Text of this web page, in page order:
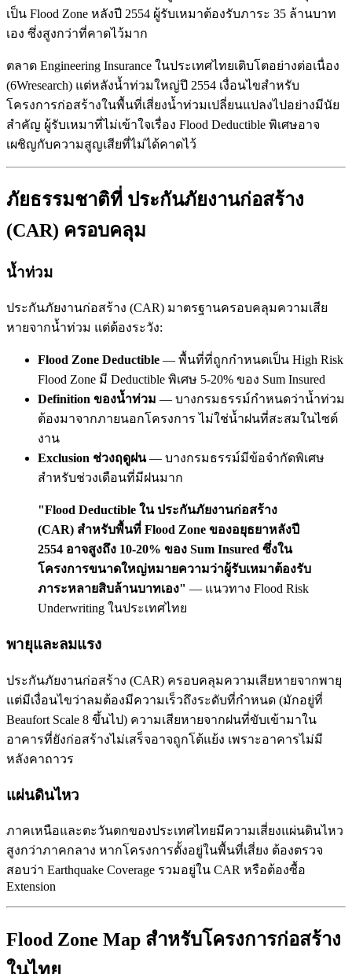
เป็น Flood Zone หลังปี 2554 ผู้รับเหมาต้องรับภาระ 35 ล้านบาท
เอง ซึ่งสูงกว่าที่คาดไว้มาก
ตลาด Engineering Insurance ในประเทศไทยเติบโตอย่างต่อเนื่อง
(6Wresearch) แต่หลังน้ำท่วมใหญ่ปี 2554 เงื่อนไขสำหรับ
โครงการก่อสร้างในพื้นที่เสี่ยงน้ำท่วมเปลี่ยนแปลงไปอย่างมีนัย
สำคัญ ผู้รับเหมาที่ไม่เข้าใจเรื่อง Flood Deductible พิเศษอาจ
เผชิญกับความสูญเสียที่ไม่ได้คาดไว้
ภัยธรรมชาติที่ ประกันภัยงานก่อสร้าง
(CAR) ครอบคลุม
น้ำท่วม
ประกันภัยงานก่อสร้าง (CAR) มาตรฐานครอบคลุมความเสีย
หายจากน้ำท่วม แต่ต้องระวัง:
Flood Zone Deductible — พื้นที่ที่ถูกกำหนดเป็น High Risk
Flood Zone มี Deductible พิเศษ 5-20% ของ Sum Insured
Definition ของน้ำท่วม — บางกรมธรรม์กำหนดว่าน้ำท่วม
ต้องมาจากภายนอกโครงการ ไม่ใช่น้ำฝนที่สะสมในไซต์
งาน
Exclusion ช่วงฤดูฝน— บางกรมธรรม์มีข้อจำกัดพิเศษ
สำหรับช่วงเดือนที่มีฝนมาก
"Flood Deductible ใน ประกันภัยงานก่อสร้าง
(CAR) สำหรับพื้นที่ Flood Zone ของอยุธยาหลังปี
2554 อาจสูงถึง 10-20% ของ Sum Insured ซึ่งใน
โครงการขนาดใหญ่หมายความว่าผู้รับเหมาต้องรับ
ภาระหลายสิบล้านบาทเอง" — แนวทาง Flood Risk
Underwriting ในประเทศไทย
พายุและลมแรง
ประกันภัยงานก่อสร้าง (CAR) ครอบคลุมความเสียหายจากพายุ
แต่มีเงื่อนไขว่าลมต้องมีความเร็วถึงระดับที่กำหนด (มักอยู่ที่
Beaufort Scale 8 ขึ้นไป) ความเสียหายจากฝนที่ขับเข้ามาใน
อาคารที่ยังก่อสร้างไม่เสร็จอาจถูกโต้แย้ง เพราะอาคารไม่มี
หลังคาถาวร
แผ่นดินไหว
ภาคเหนือและตะวันตกของประเทศไทยมีความเสี่ยงแผ่นดินไหว
สูงกว่าภาคกลาง หากโครงการตั้งอยู่ในพื้นที่เสี่ยง ต้องตรวจ
สอบว่า Earthquake Coverage รวมอยู่ใน CAR หรือต้องซื้อ
Extension
Flood Zone Map สำหรับโครงการก่อสร้าง